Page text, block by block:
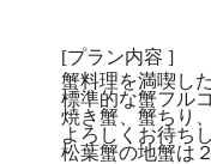
[プラン内容 ]
蟹料理を満喫し
標準的な蟹フル
焼き蟹、蟹ちり
よろしくお待ち
松葉蟹の地蟹は